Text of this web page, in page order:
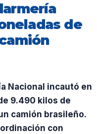
de
Nacional incautó en
9.490 kilos de
camión brasileño.
con